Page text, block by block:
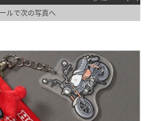
ルで次の写真へ